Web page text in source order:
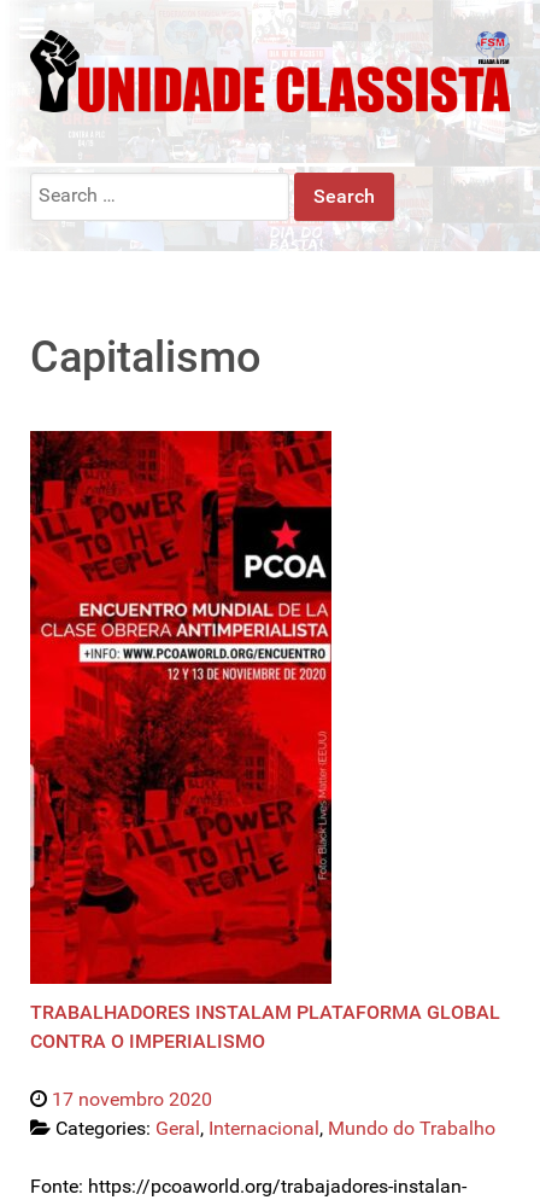
Search
Capitalismo
TRABALHADORES INSTALAM PLATAFORMA GLOBAL
CONTRA O IMPERIALISMO
17 novembro 2020
Categories: Geral, Internacional, Mundo do Trabalho
Fonte: https://pcoaworld.org/trabajadores-instalan-